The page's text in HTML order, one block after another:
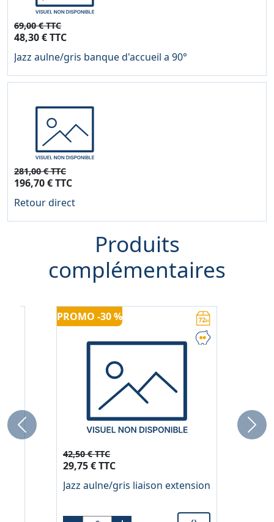
69,00 € TTC
48,30 € TTC
Jazz aulne/gris banque d'accueil a 90°
281,00 € TTC
196,70 € TTC
Retour direct
Produits
complémentaires
PROMO -30 %
42,50 € TTC
29,75 € TTC
Jazz aulne/gris liaison extension
Previous Next